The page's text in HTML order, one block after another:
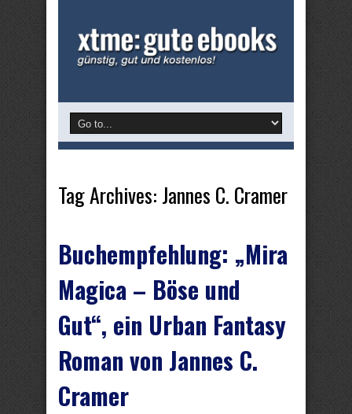
Tag Archives: Jannes C. Cramer
Buchempfehlung: „Mira
Magica – Böse und
Gut“, ein Urban Fantasy
Roman von Jannes C.
Cramer